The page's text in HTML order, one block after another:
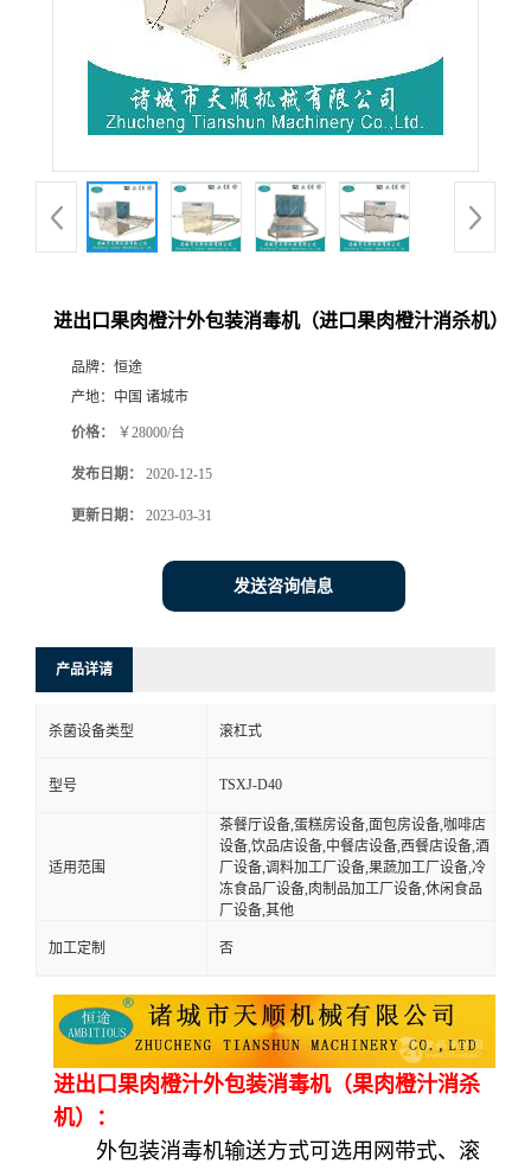
进出口果肉橙汁外包装消毒机（进口果肉橙汁消杀机）
品牌： 恒途
产地： 中国 诸城市
价格： ￥28000/台
发布日期： 2020-12-15
更新日期： 2023-03-31
发送咨询信息
产品详请
杀菌设备类型 滚杠式
型号 TSXJ-D40
适用范围
茶餐厅设备,蛋糕房设备,面包房设备,咖啡店
设备,饮品店设备,中餐店设备,西餐店设备,酒
厂设备,调料加工厂设备,果蔬加工厂设备,冷
冻食品厂设备,肉制品加工厂设备,休闲食品
厂设备,其他
加工定制 否
进出口果肉橙汁外包装消毒机（果肉橙汁消杀
机）：
外包装消毒机输送方式可选用网带式、滚